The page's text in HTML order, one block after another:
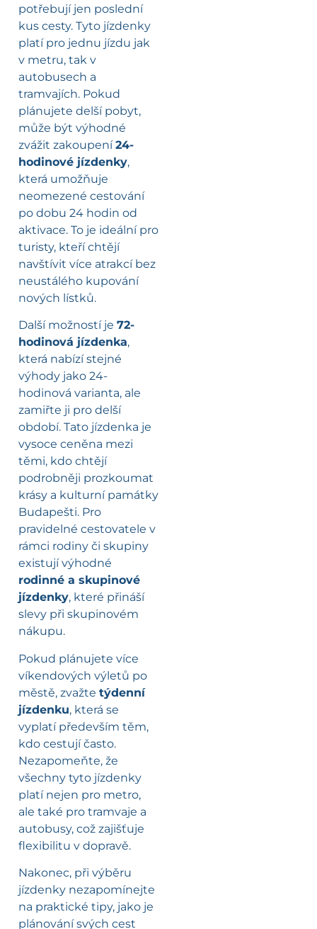
potřebují jen poslední
kus cesty. Tyto jízdenky
platí pro jednu jízdu jak
v metru, tak v
autobusech a
tramvajích. Pokud
plánujete delší pobyt,
může být výhodné
zvážit zakoupení24-
hodinové jízdenky,
která umožňuje
neomezené cestování
po dobu 24 hodin od
aktivace. To je ideální pro
turisty, kteří chtějí
navštívit více atrakcí bez
neustálého kupování
nových lístků.
Další možností je 72-
hodinová jízdenka,
která nabízí stejné
výhody jako 24-
hodinová varianta, ale
zamiřte ji pro delší
období. Tato jízdenka je
vysoce ceněna mezi
těmi, kdo chtějí
podrobněji prozkoumat
krásy a kulturní památky
Budapešti. Pro
pravidelné cestovatele v
rámci rodiny či skupiny
existují výhodné
rodinné a skupinové
jízdenky, které přináší
slevy při skupinovém
nákupu.
Pokud plánujete více
víkendových výletů po
městě, zvažte týdenní
jízdenku, která se
vyplatí především těm,
kdo cestují často.
Nezapomeňte, že
všechny tyto jízdenky
platí nejen pro metro,
ale také pro tramvaje a
autobusy, což zajišťuje
flexibilitu v dopravě.
Nakonec, při výběru
jízdenky nezapomínejte
na praktické tipy, jako je
plánování svých cest